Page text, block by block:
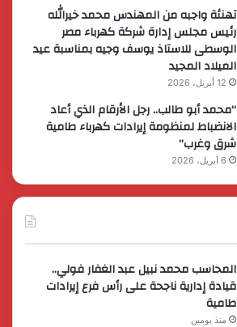
تهنئة واجبه من المهندس محمد خيرالله
رئيس مجلس إدارة شركة كهرباء مصر
الوسطى للاستاذ يوسف وجيه بمناسبة عيد
الميلاد المجيد
12 أبريل، 2026
“محمد أبو طالب.. رجل الأرقام الذي أعاد
الانضباط لمنظومة إيرادات كهرباء طامية
شرق وغرب”
6 أبريل، 2026
المحاسب محمد نبيل عبد الغفار فولي..
قيادة إدارية ناجحة على رأس فرع إيرادات
طامية
منذ يومين